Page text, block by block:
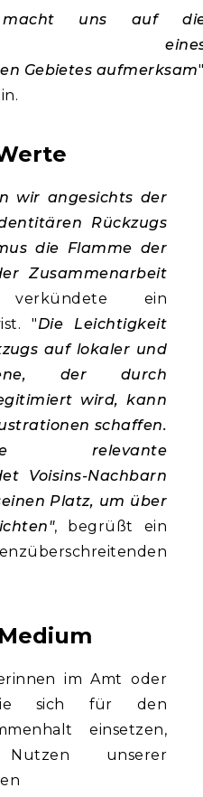
macht uns auf
Gebietes aufmerksam
wir angesichts der
Rückzugs
die Flamme der
Zusammenarbeit
ein
"Die Leichtigkeit
auf lokaler und
der durch
wird, kann
schaffen.
relevante
Voisins-Nachbarn
Platz, um über
, begrüßt ein
im Amt oder
sich für den
einsetzen,
unserer